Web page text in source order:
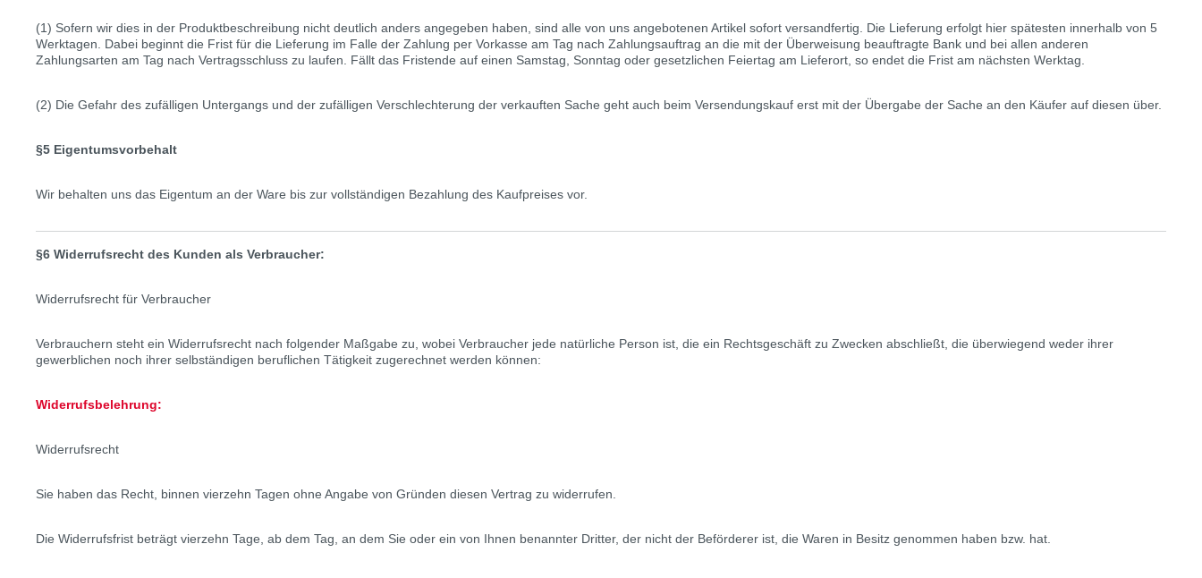
(1) Sofern wir dies in der Produktbeschreibung nicht deutlich anders angegeben haben, sind alle von uns angebotenen Artikel sofort versandfertig. Die Lieferung erfolgt hier spätesten innerhalb von 5
Werktagen. Dabei beginnt die Frist für die Lieferung im Falle der Zahlung per Vorkasse am Tag nach Zahlungsauftrag an die mit der Überweisung beauftragte Bank und bei allen anderen
Zahlungsarten am Tag nach Vertragsschluss zu laufen. Fällt das Fristende auf einen Samstag, Sonntag oder gesetzlichen Feiertag am Lieferort, so endet die Frist am nächsten Werktag.
(2) Die Gefahr des zufälligen Untergangs und der zufälligen Verschlechterung der verkauften Sache geht auch beim Versendungskauf erst mit der Übergabe der Sache an den Käufer auf diesen über.
§5 Eigentumsvorbehalt
Wir behalten uns das Eigentum an der Ware bis zur vollständigen Bezahlung des Kaufpreises vor.
§6 Widerrufsrecht des Kunden als Verbraucher:
Widerrufsrecht für Verbraucher
Verbrauchern steht ein Widerrufsrecht nach folgender Maßgabe zu, wobei Verbraucher jede natürliche Person ist, die ein Rechtsgeschäft zu Zwecken abschließt, die überwiegend weder ihrer
gewerblichen noch ihrer selbständigen beruflichen Tätigkeit zugerechnet werden können:
Widerrufsbelehrung:
Widerrufsrecht
Sie haben das Recht, binnen vierzehn Tagen ohne Angabe von Gründen diesen Vertrag zu widerrufen.
Die Widerrufsfrist beträgt vierzehn Tage, ab dem Tag, an dem Sie oder ein von Ihnen benannter Dritter, der nicht der Beförderer ist, die Waren in Besitz genommen haben bzw. hat.